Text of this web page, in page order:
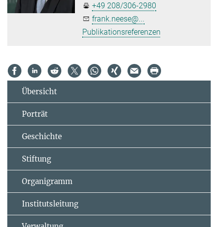
+49 208/306-2980
frank.neese@...
Publikationsreferenzen
Übersicht
Porträt
Geschichte
Stiftung
Organigramm
Institutsleitung